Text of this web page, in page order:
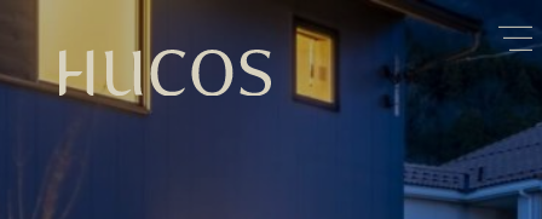
1 日本森林と循環
1 蓄熱するパッシブデザイン